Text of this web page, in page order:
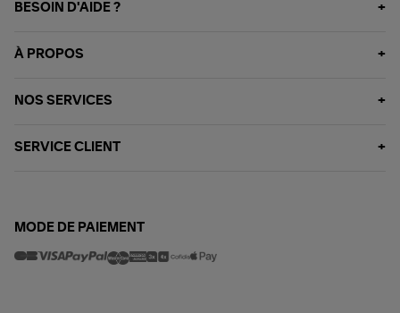
BESOIN D'AIDE ?
À PROPOS
NOS SERVICES
SERVICE CLIENT
MODE DE PAIEMENT